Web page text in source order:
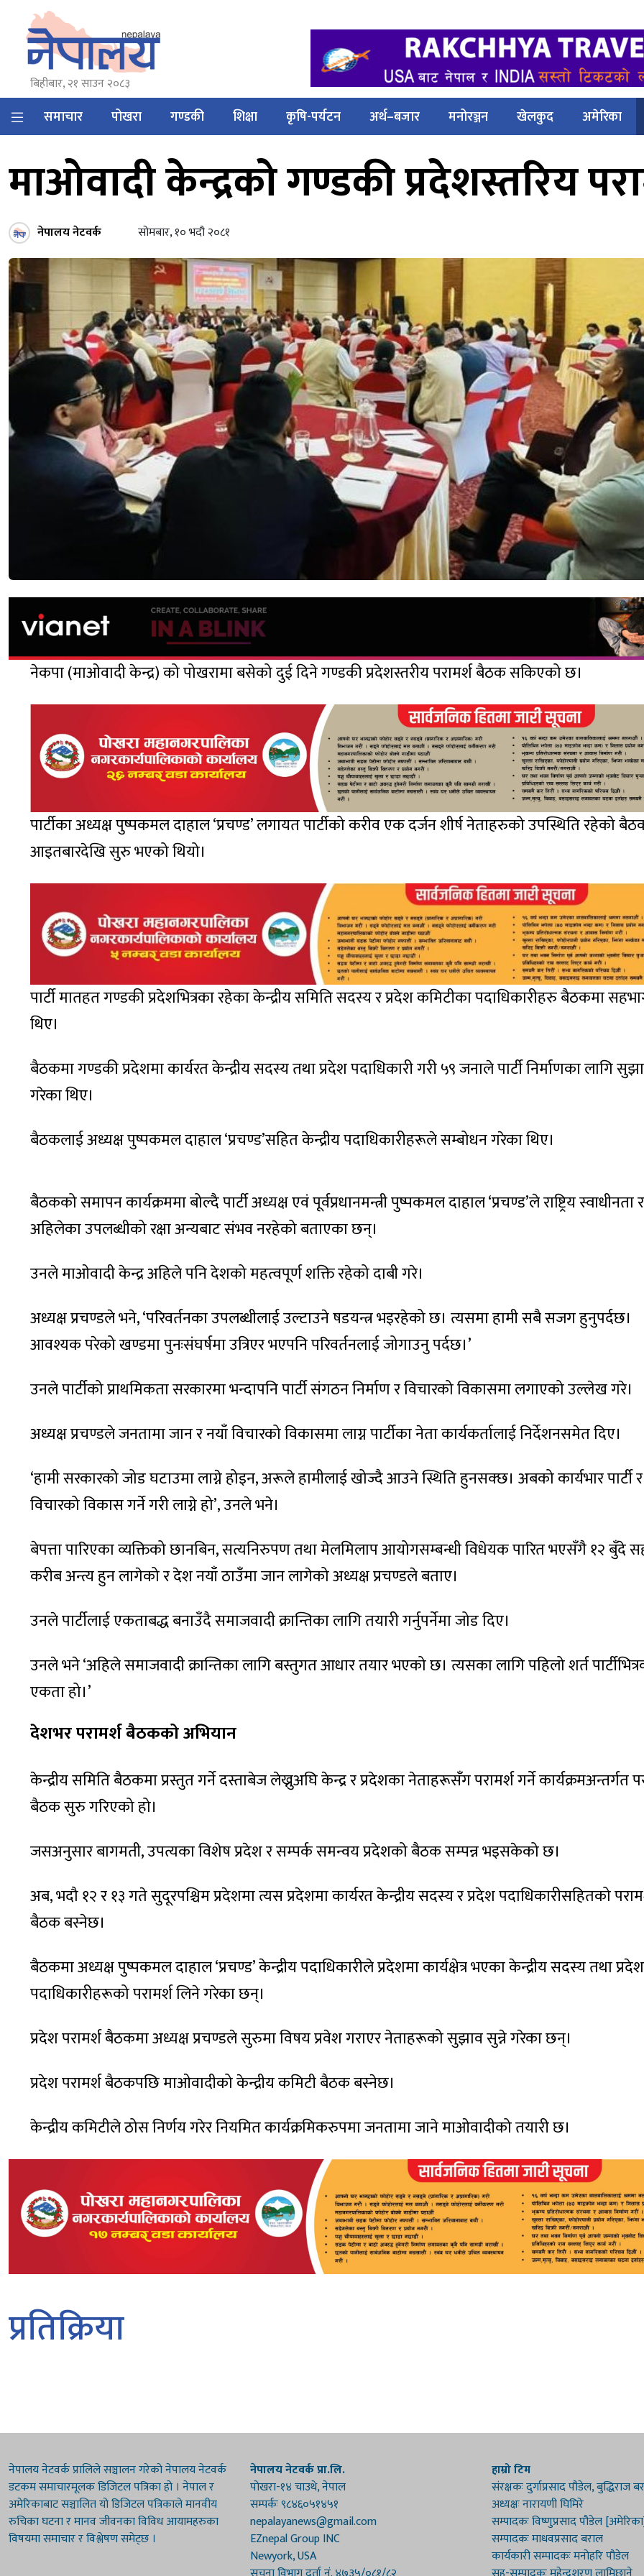
बिहीबार, २१ साउन २०८३
समाचार पोखरा गण्डकी शिक्षा कृषि-पर्यटन अर्थ–बजार मनोरञ्जन खेलकुद अमेरिका
माओवादी केन्द्रको गण्डकी प्रदेशस्तरिय
नेपालय नेटवर्क सोमबार, १० भदौ २०८१
नेकपा (माओवादी केन्द्र) को पोखरामा बसेको दुई दिने गण्डकी प्रदेशस्तरीय परामर्श बैठक सकिएको छ।
पार्टीका अध्यक्ष पुष्पकमल दाहाल ‘प्रचण्ड’ लगायत पार्टीको करीव एक दर्जन शीर्ष नेताहरुको उपस्थिति रहेको
आइतबारदेखि सुरु भएको थियो।
पार्टी मातहत गण्डकी प्रदेशभित्रका रहेका केन्द्रीय समिति सदस्य र प्रदेश कमिटीका पदाधिकारीहरु बैठकमा
थिए।
बैठकमा गण्डकी प्रदेशमा कार्यरत केन्द्रीय सदस्य तथा प्रदेश पदाधिकारी गरी ५९ जनाले पार्टी निर्माणका लागि
गरेका थिए।
बैठकलाई अध्यक्ष पुष्पकमल दाहाल ‘प्रचण्ड’सहित केन्द्रीय पदाधिकारीहरूले सम्बोधन गरेका थिए।
बैठकको समापन कार्यक्रममा बोल्दै पार्टी अध्यक्ष एवं पूर्वप्रधानमन्त्री पुष्पकमल दाहाल ‘प्रचण्ड’ले राष्ट्रिय स्वाधीनता र
अहिलेका उपलब्धीको रक्षा अन्यबाट संभव नरहेको बताएका छन्।
उनले माओवादी केन्द्र अहिले पनि देशको महत्वपूर्ण शक्ति रहेको दाबी गरे।
अध्यक्ष प्रचण्डले भने, ‘परिवर्तनका उपलब्धीलाई उल्टाउने षडयन्त्र भइरहेको छ। त्यसमा हामी सबै सजग हुनुपर्दछ।
आवश्यक परेको खण्डमा पुनःसंघर्षमा उत्रिएर भएपनि परिवर्तनलाई जोगाउनु पर्दछ।’
उनले पार्टीको प्राथमिकता सरकारमा भन्दापनि पार्टी संगठन निर्माण र विचारको विकासमा लगाएको उल्लेख गरे।
अध्यक्ष प्रचण्डले जनतामा जान र नयाँ विचारको विकासमा लाग्न पार्टीका नेता कार्यकर्तालाई निर्देशनसमेत दिए।
‘हामी सरकारको जोड घटाउमा लाग्ने होइन, अरूले हामीलाई खोज्दै आउने स्थिति हुनसक्छ। अबको कार्यभार पार्टी र
विचारको विकास गर्ने गरी लाग्ने हो’, उनले भने।
बेपत्ता पारिएका व्यक्तिको छानबिन, सत्यनिरुपण तथा मेलमिलाप आयोगसम्बन्धी विधेयक पारित भएसँगै १२ बुँदे
करीब अन्त्य हुन लागेको र देश नयाँ ठाउँमा जान लागेको अध्यक्ष प्रचण्डले बताए।
उनले पार्टीलाई एकताबद्ध बनाउँदै समाजवादी क्रान्तिका लागि तयारी गर्नुपर्नेमा जोड दिए।
उनले भने ‘अहिले समाजवादी क्रान्तिका लागि बस्तुगत आधार तयार भएको छ। त्यसका लागि पहिलो शर्त
एकता हो।’
देशभर परामर्श बैठकको अभियान
केन्द्रीय समिति बैठकमा प्रस्तुत गर्ने दस्ताबेज लेख्नुअघि केन्द्र र प्रदेशका नेताहरूसँग परामर्श गर्ने कार्यक्रमअन्तर्गत
बैठक सुरु गरिएको हो।
जसअनुसार बागमती, उपत्यका विशेष प्रदेश र सम्पर्क समन्वय प्रदेशको बैठक सम्पन्न भइसकेको छ।
अब, भदौ १२ र १३ गते सुदूरपश्चिम प्रदेशमा त्यस प्रदेशमा कार्यरत केन्द्रीय सदस्य र प्रदेश पदाधिकारीसहितको
बैठक बस्नेछ।
बैठकमा अध्यक्ष पुष्पकमल दाहाल ‘प्रचण्ड’ केन्द्रीय पदाधिकारीले प्रदेशमा कार्यक्षेत्र भएका केन्द्रीय सदस्य तथा प्रदेश
पदाधिकारीहरूको परामर्श लिने गरेका छन्।
प्रदेश परामर्श बैठकमा अध्यक्ष प्रचण्डले सुरुमा विषय प्रवेश गराएर नेताहरूको सुझाव सुन्ने गरेका छन्।
प्रदेश परामर्श बैठकपछि माओवादीको केन्द्रीय कमिटी बैठक बस्नेछ।
केन्द्रीय कमिटीले ठोस निर्णय गरेर नियमित कार्यक्रमिकरुपमा जनतामा जाने माओवादीको तयारी छ।
प्रतिक्रिया
नेपालय नेटवर्क प्रालिले सञ्चालन गरेको नेपालय नेटवर्क
डटकम समाचारमूलक डिजिटल पत्रिका हो । नेपाल र
अमेरिकाबाट सञ्चालित यो डिजिटल पत्रिकाले मानवीय
रुचिका घटना र मानव जीवनका विविध आयामहरुका
विषयमा समाचार र विश्लेषण समेट्छ ।
नेपालय नेटवर्क प्रा.लि.
पोखरा-१४ चाउथे, नेपाल
सम्पर्कः ९८४६०५१४५१
nepalayanews@gmail.com
EZnepal Group INC
Newyork, USA
हाम्रो टिम
संरक्षकः दुर्गाप्रसाद पौडेल, बुद्धिराज
अध्यक्षः नारायणी घिमिरे
सम्पादकः विष्णुप्रसाद पौडेल
सम्पादकः माधवप्रसाद बराल
कार्यकारी सम्पादकः मनोहरि पौडेल